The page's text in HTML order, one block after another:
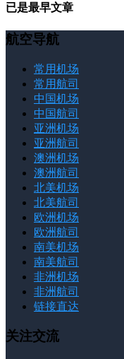
已是最早文章
航空导航
常用机场
常用航司
中国机场
中国航司
亚洲机场
亚洲航司
澳洲机场
澳洲航司
北美机场
北美航司
欧洲机场
欧洲航司
南美机场
南美航司
非洲机场
非洲航司
链接直达
关注交流